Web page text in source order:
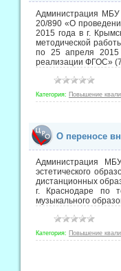
Администрация
20/890 «О
2015 года в г.
методической
по 25 апреля 2015
реализации ФГОС»
Категория: Повышение
О переносе
Администрация
эстетического
дистанционных
г. Краснодаре по
музыкального
Категория: Повышение